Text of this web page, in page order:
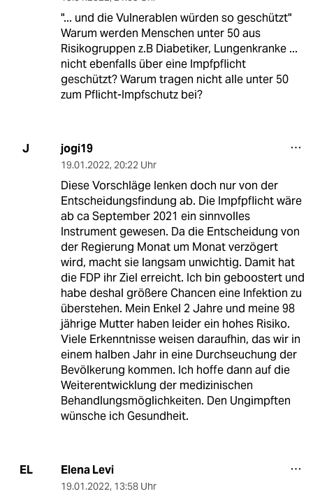
"... und die Vulnerablen würden so geschützt"
Warum werden Menschen unter 50 aus
Risikogruppen z.B Diabetiker, Lungenkranke ...
nicht ebenfalls über eine Impfpflicht
geschützt? Warum tragen nicht alle unter 50
zum Pflicht-Impfschutz bei?
J jogi19
19.01.2022, 20:22 Uhr
Diese Vorschläge lenken doch nur von der
Entscheidungsfindung ab. Die Impfpflicht wäre
ab ca September 2021 ein sinnvolles
Instrument gewesen. Da die Entscheidung von
der Regierung Monat um Monat verzögert
wird, macht sie langsam unwichtig. Damit hat
die FDP ihr Ziel erreicht. Ich bin geboostert und
habe deshal größere Chancen eine Infektion zu
überstehen. Mein Enkel 2 Jahre und meine 98
jährige Mutter haben leider ein hohes Risiko.
Viele Erkenntnisse weisen daraufhin, das wir in
einem halben Jahr in eine Durchseuchung der
Bevölkerung kommen. Ich hoffe dann auf die
Weiterentwicklung der medizinischen
Behandlungsmöglichkeiten. Den Ungimpften
wünsche ich Gesundheit.
EL Elena Levi
19.01.2022, 13:58 Uhr